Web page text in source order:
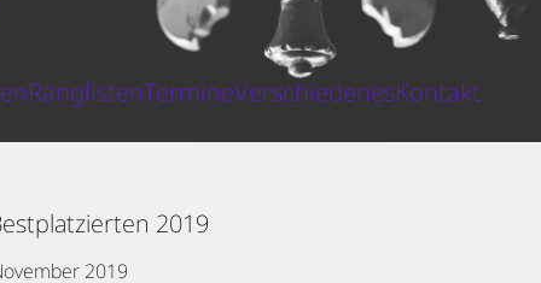
RanglistenTermineVerschiedenesKontakt
2019
2019